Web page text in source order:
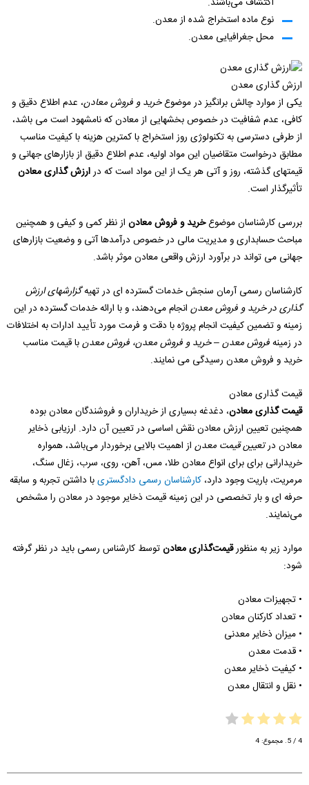
نوع ماده استخراج شده از معدن.
محل جغرافیایی معدن.
ارزش گذاری معدن
یکی از موارد چالش برانگیز در موضوعخرید و فروش معادن، عدم اطلاع دقیق و
کافی، عدم شفافیت در خصوص بخشهایی از معادن که نامشهود است می باشد،
از طرفی دسترسی به تکنولوژی روز استخراج با کمترین هزینه با کیفیت مناسب
مطابق درخواست متقاضیان این مواد اولیه، عدم اطلاع دقیق از بازارهای جهانی و
قیمتهای گذشته، روز و آتی هر یک از این مواد است که درارزش گذاری معادن
تأثیرگذار است.
بررسی کارشناسان موضوعخرید و فروش معادن از نظر کمی و کیفی و همچنین
مباحث حسابداری و مدیریت مالی در خصوص درآمدها آتی و وضعیت بازارهای
جهانی می تواند در برآورد ارزش واقعی معادن موثر باشد.
کارشناسان رسمی آرمان سنجش خدمات گسترده ای در تهیهگزارشهای ارزش
گذاری در خرید و فروش معدن انجام می‌دهند، و با ارائه خدمات گسترده در این
زمینه و تضمین کیفیت انجام پروژه با دقت و فرمت مورد تأیید ادارات به اختلافات
در زمینهفروش معدن – خرید و فروش معدن، فروش معدنبا قیمت مناسب
خرید و فروش معدن رسیدگی می نمایند.
قیمت گذاری معادن
قیمت گذاری معادن، دغدغه بسیاری از خریداران و فروشندگان معادن بوده
همچنین تعیین ارزش معادن نقش اساسی در تعیین آن دارد. ارزیابی ذخایر
معادن درتعیین قیمت معدن از اهمیت بالایی برخوردار می‌باشد، همواره
خریدارانی برای برای انواع معادن طلا، مس، آهن، روی، سرب، زغال سنگ،
مرمریت، باریت وجود دارد، کارشناسان رسمی دادگستریبا داشتن تجربه و سابقه
حرفه ای و بار تخصصی در این زمینه قیمت ذخایر موجود در معادن را مشخص
می‌نمایند.
موارد زیر به منظورقیمت‌گذاری معادنتوسط کارشناس رسمی باید در نظر گرفته
شود:
• تجهیزات معادن
• تعداد کارکنان معادن
• میزان ذخایر معدنی
• قدمت معدن
• کیفیت ذخایر معدن
• نقل و انتقال معدن
4/ 5. مجموع: 4